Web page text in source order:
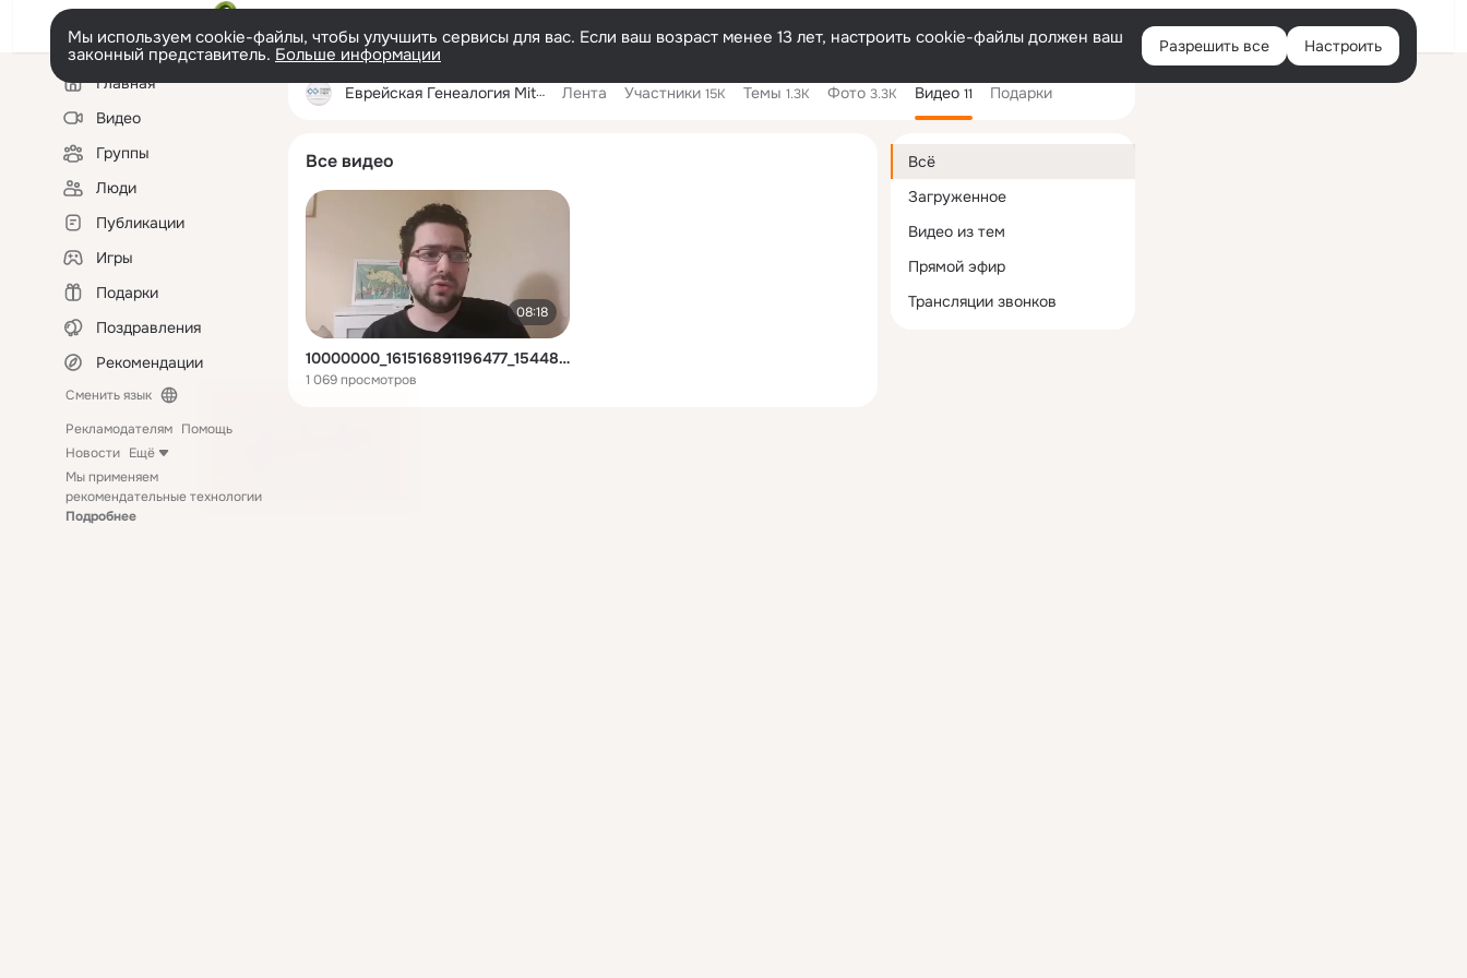
Войти
Мы используем cookie-файлы, чтобы улучшить сервисы для вас. Если ваш возраст менее 13 лет, настроить cookie-файлы должен ваш
законный представитель. Больше информации Разрешить все Настроить
Левая
колонкаГлавная
Видео
Группы
Люди
Публикации
Игры
Подарки
Поздравления
Рекомендации
Сменить язык
Рекламодателям Помощь
Новости Ещё
Мы применяем
рекомендательные технологии
Подробнее
Еврейская Генеалогия Mitzvatemet.com Лента Участники 15K Темы 1.3K Фото 3.3K Видео 11 Подарки
Все видео
08:18
10000000_161516891196477_1544847277640646656_n
1 069 просмотров
Дополнительная
колонка
Всё
Загруженное
Видео из тем
Прямой эфир
Трансляции звонков